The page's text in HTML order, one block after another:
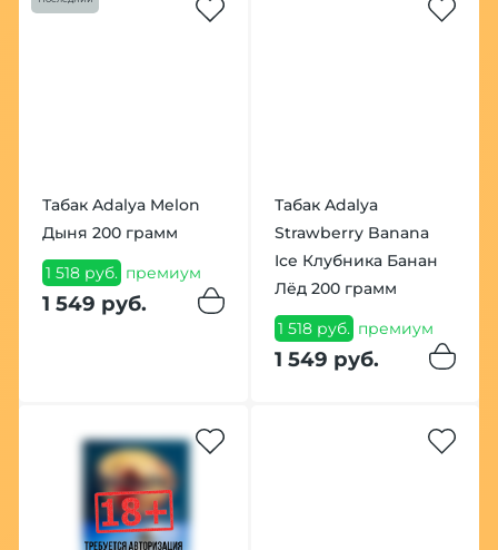
Табак Adalya Melon
Дыня 200 грамм
1 518 руб. премиум
1 549 руб.
Табак Adalya
Strawberry Banana
Ice Клубника Банан
Лёд 200 грамм
1 518 руб. премиум
1 549 руб.